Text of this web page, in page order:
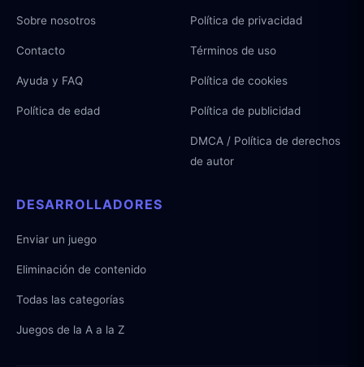
Sobre nosotros
Contacto
Ayuda y FAQ
Política de edad
Política de privacidad
Términos de uso
Política de cookies
Política de publicidad
DMCA / Política de derechos
de autor
DESARROLLADORES
Enviar un juego
Eliminación de contenido
Todas las categorías
Juegos de la A a la Z